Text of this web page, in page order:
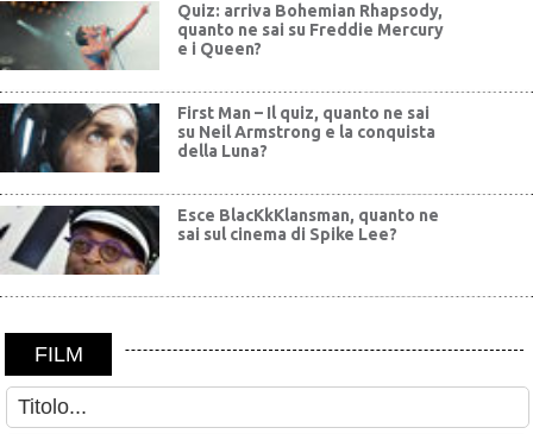
Quiz: arriva Bohemian Rhapsody,
quanto ne sai su Freddie Mercury
e i Queen?
First Man – Il quiz, quanto ne sai
su Neil Armstrong e la conquista
della Luna?
Esce BlacKkKlansman, quanto ne
sai sul cinema di Spike Lee?